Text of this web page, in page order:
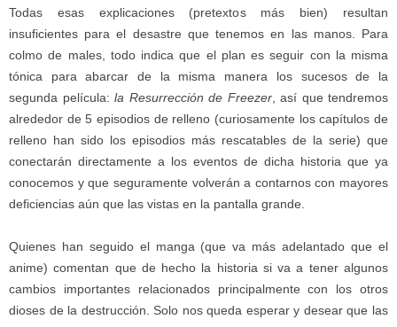
Todas esas explicaciones (pretextos más bien) resultan
insuficientes para el desastre que tenemos en las manos. Para
colmo de males, todo indica que el plan es seguir con la misma
tónica para abarcar de la misma manera los sucesos de la
segunda película: la Resurrección de Freezer, así que tendremos
alrededor de 5 episodios de relleno (curiosamente los capítulos de
relleno han sido los episodios más rescatables de la serie) que
conectarán directamente a los eventos de dicha historia que ya
conocemos y que seguramente volverán a contarnos con mayores
deficiencias aún que las vistas en la pantalla grande.
Quienes han seguido el manga (que va más adelantado que el
anime) comentan que de hecho la historia si va a tener algunos
cambios importantes relacionados principalmente con los otros
dioses de la destrucción. Solo nos queda esperar y desear que las